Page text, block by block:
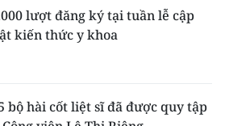
lượt đăng ký tại tuần lễ cập
kiến thức y khoa
bộ hài cốt liệt sĩ đã được quy tập